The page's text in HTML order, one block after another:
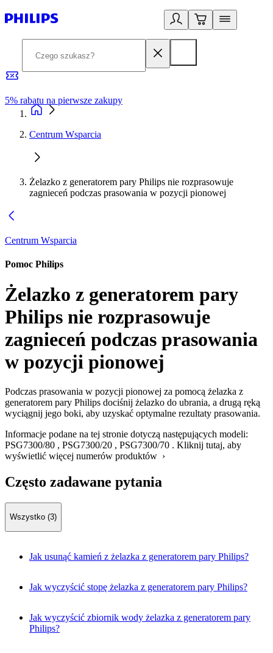
5% rabatu na pierwsze zakupy
Centrum Wsparcia
Żelazko z generatorem pary Philips nie rozprasowuje
zagnieceń podczas prasowania w pozycji pionowej
Centrum Wsparcia
Pomoc Philips
Żelazko z generatorem pary
Philips nie rozprasowuje
zagnieceń podczas prasowania
w pozycji pionowej
Podczas prasowania w pozycji pionowej za pomocą żelazka z
generatorem pary Philips dociśnij żelazko do ubrania, a drugą ręką
wyciągnij jego boki, aby uzyskać optymalne rezultaty prasowania.
Informacje podane na tej stronie dotyczą następujących modeli:
PSG7300/80 , PSG7300/20 , PSG7300/70 . Kliknij tutaj, aby
wyświetlić więcej numerów produktów ›
Często zadawane pytania
Wszystko (3)
Jak usunąć kamień z żelazka z generatorem pary Philips?
Jak wyczyścić stopę żelazka z generatorem pary Philips?
Jak wyczyścić zbiornik wody żelazka z generatorem pary
Philips?